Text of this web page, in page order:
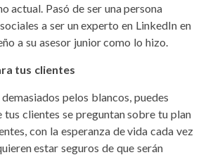
actual. Pasó de ser una persona
a ser un experto en LinkedIn en
a su asesor junior como lo hizo.
tus clientes
pelos blancos, puedes
tus clientes se preguntan sobre tu plan
con la esperanza de vida cada vez
estar seguros de que serán